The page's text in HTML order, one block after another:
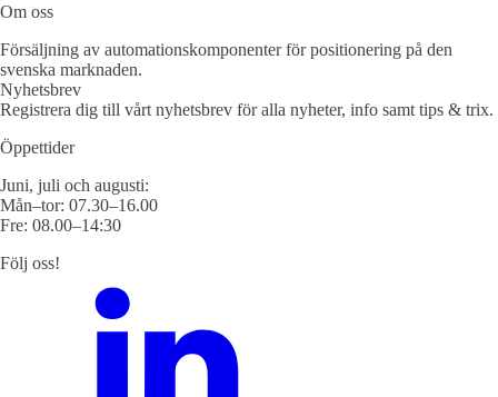
Om oss
Försäljning av automationskomponenter för positionering på den
svenska marknaden.
Nyhetsbrev
Registrera dig till vårt nyhetsbrev för alla nyheter, info samt tips & trix.
Öppettider
Juni, juli och augusti:
Mån–tor: 07.30–16.00
Fre: 08.00–14:30
Följ oss!